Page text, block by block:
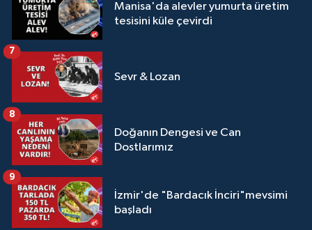
Manisa'da alevler yumurta üretim
tesisini küle çevirdi
Sevr & Lozan
7
Doğanın Dengesi ve Can
Dostlarımız
8
İzmir'de "Bardacık İnciri"mevsimi
başladı
9